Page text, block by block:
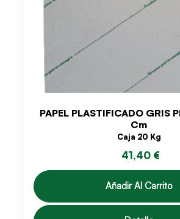
PAPEL PLASTIFICADO GRIS
Cm
Caja 20 Kg
41,40 €
Añadir Al Carrito